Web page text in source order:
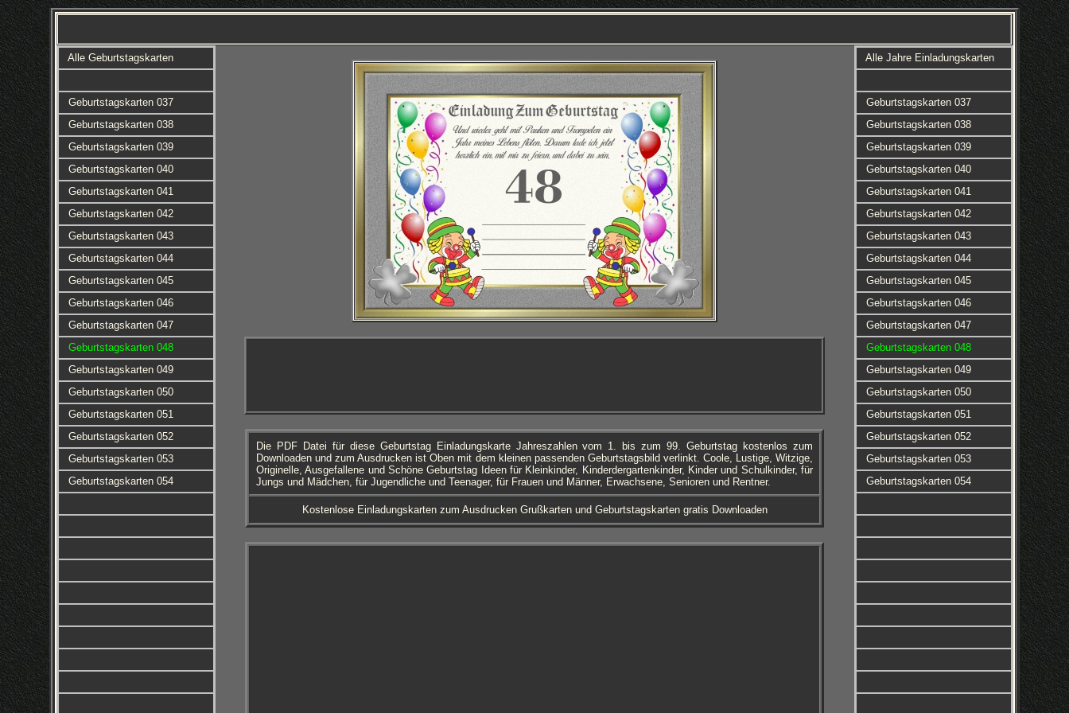
Alle Geburtstagskarten
Geburtstagskarten 037
Geburtstagskarten 038
Geburtstagskarten 039
Geburtstagskarten 040
Geburtstagskarten 041
Geburtstagskarten 042
Geburtstagskarten 043
Geburtstagskarten 044
Geburtstagskarten 045
Geburtstagskarten 046
Geburtstagskarten 047
Geburtstagskarten 048
Geburtstagskarten 049
Geburtstagskarten 050
Geburtstagskarten 051
Geburtstagskarten 052
Geburtstagskarten 053
Geburtstagskarten 054
Die PDF Datei für diese Geburtstag Einladungskarte Jahreszahlen vom 1. bis zum 99. Geburtstag kostenlos zum
Downloaden und zum Ausdrucken ist Oben mit dem kleinen passenden Geburtstagsbild verlinkt. Coole, Lustige, Witzige,
Originelle, Ausgefallene und Schöne Geburtstag Ideen für Kleinkinder, Kinderdergartenkinder, Kinder und Schulkinder, für
Jungs und Mädchen, für Jugendliche und Teenager, für Frauen und Männer, Erwachsene, Senioren und Rentner.
Kostenlose Einladungskarten zum Ausdrucken Grußkarten und Geburtstagskarten gratis Downloaden
Alle Jahre Einladungskarten
Geburtstagskarten 037
Geburtstagskarten 038
Geburtstagskarten 039
Geburtstagskarten 040
Geburtstagskarten 041
Geburtstagskarten 042
Geburtstagskarten 043
Geburtstagskarten 044
Geburtstagskarten 045
Geburtstagskarten 046
Geburtstagskarten 047
Geburtstagskarten 048
Geburtstagskarten 049
Geburtstagskarten 050
Geburtstagskarten 051
Geburtstagskarten 052
Geburtstagskarten 053
Geburtstagskarten 054